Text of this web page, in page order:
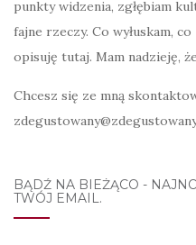
punkty widzenia, zgłębiam
fajne rzeczy. Co wyłuskam,
opisuję tutaj. Mam nadzieję,
Chcesz się ze mną
BĄDŹ NA BIEŻĄCO -
TWÓJ EMAIL.